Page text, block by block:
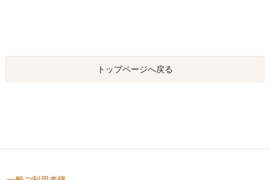
トップページへ戻る